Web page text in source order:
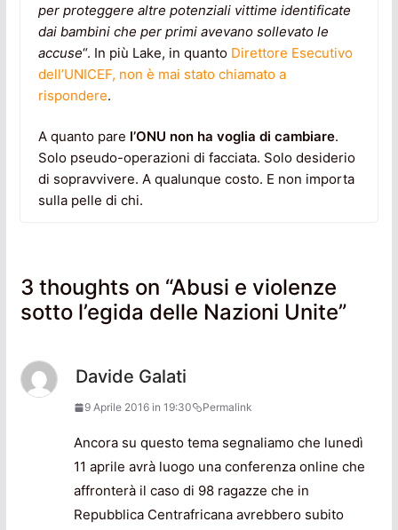
per proteggere altre potenziali vittime identificate
dai bambini che per primi avevano sollevato le
accuse“. In più Lake, in quanto Direttore Esecutivo
dell’UNICEF, non è mai stato chiamato a
rispondere.
A quanto pare l’ONU non ha voglia di cambiare.
Solo pseudo-operazioni di facciata. Solo desiderio
di sopravvivere. A qualunque costo. E non importa
sulla pelle di chi.
3 thoughts on “Abusi e violenze
sotto l’egida delle Nazioni Unite”
Davide Galati
9 Aprile 2016 in 19:30 Permalink
Ancora su questo tema segnaliamo che lunedì
11 aprile avrà luogo una conferenza online che
affronterà il caso di 98 ragazze che in
Repubblica Centrafricana avrebbero subito